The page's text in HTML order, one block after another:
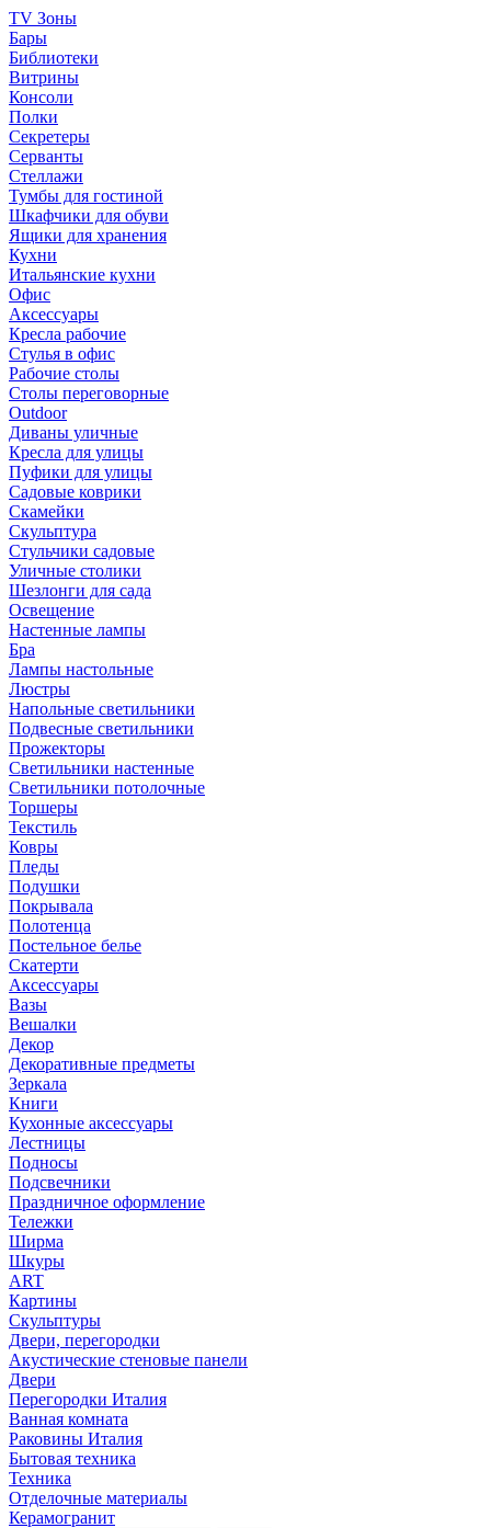
TV Зоны
Бары
Библиотеки
Витрины
Консоли
Полки
Секретеры
Серванты
Стеллажи
Тумбы для гостиной
Шкафчики для обуви
Ящики для хранения
Кухни
Итальянские кухни
Офис
Аксессуары
Кресла рабочие
Стулья в офис
Рабочие столы
Столы переговорные
Outdoor
Диваны уличные
Кресла для улицы
Пуфики для улицы
Садовые коврики
Скамейки
Скульптура
Стульчики садовые
Уличные столики
Шезлонги для сада
Освещение
Hастенные лампы
Бра
Лампы настольные
Люстры
Напольные светильники
Подвесные светильники
Прожекторы
Светильники настенные
Светильники потолочные
Торшеры
Текстиль
Ковры
Пледы
Подушки
Покрывала
Полотенца
Постельное белье
Скатерти
Аксессуары
Вазы
Вешалки
Декор
Декоративные предметы
Зеркала
Книги
Кухонные аксессуары
Лестницы
Подносы
Подсвечники
Праздничное оформление
Тележки
Ширма
Шкуры
ART
Картины
Скульптуры
Двери, перегородки
Акустические стеновые панели
Двери
Перегородки Италия
Ванная комната
Раковины Италия
Бытовая техника
Техника
Отделочные материалы
Керамогранит